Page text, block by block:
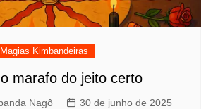
Magias Kimbandeiras
marafo do jeito certo
Nagô 30 de junho de 2025